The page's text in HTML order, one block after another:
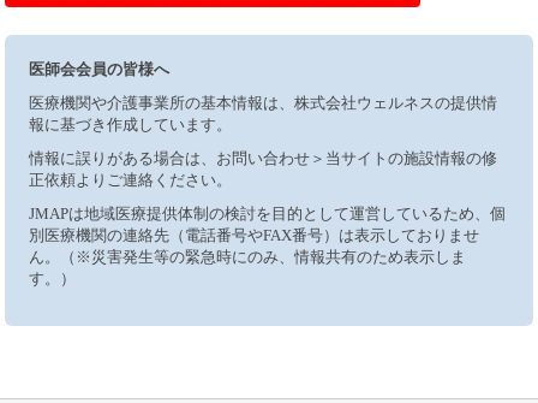
医師会会員の皆様へ
医療機関や介護事業所の基本情報は、株式会社ウェルネスの提供情
報に基づき作成しています。
情報に誤りがある場合は、お問い合わせ＞当サイトの施設情報の修
正依頼よりご連絡ください。
JMAPは地域医療提供体制の検討を目的として運営しているため、個
別医療機関の連絡先（電話番号やFAX番号）は表示しておりませ
ん。（※災害発生等の緊急時にのみ、情報共有のため表示しま
す。）